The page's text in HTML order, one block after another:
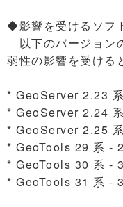
◆影響を受けるソフ
以下のバージョン
弱性の影響を受ける
* GeoServer 2.23
* GeoServer 2.24
* GeoServer 2.25
* GeoTools 29 系 -
* GeoTools 30 系 -
* GeoTools 31 系 -